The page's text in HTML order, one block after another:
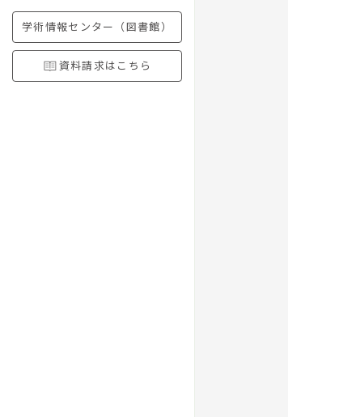
学術情報センター（図書館）
資料請求はこちら